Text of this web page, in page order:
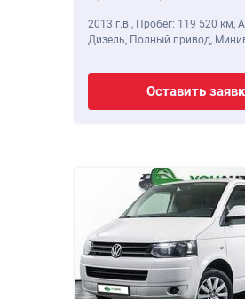
2013 г.в., Пробег: 119 520 км,
Дизель, Полный привод,
Оставить